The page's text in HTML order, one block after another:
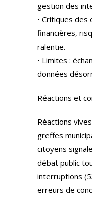
gestion des
• Critiques
financières,
ralentie.
• Limites :
données
Réactions et
Réactions
greffes
citoyens
débat public
interruptions
erreurs de